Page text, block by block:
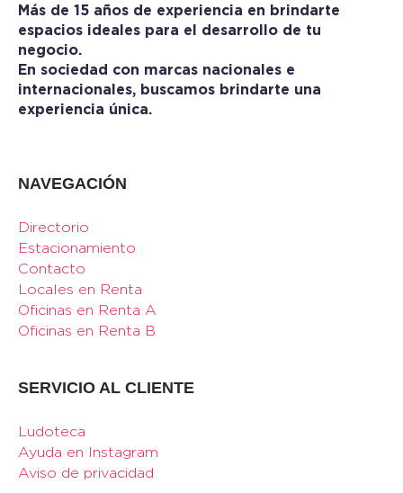
Más de 15 años de experiencia en brindarte
espacios ideales para el desarrollo de tu
negocio.
En sociedad con marcas nacionales e
internacionales, buscamos brindarte una
experiencia única.
NAVEGACIÓN
Directorio
Estacionamiento
Contacto
Locales en Renta
Oficinas en Renta A
Oficinas en Renta B
SERVICIO AL CLIENTE
Ludoteca
Ayuda en Instagram
Aviso de privacidad